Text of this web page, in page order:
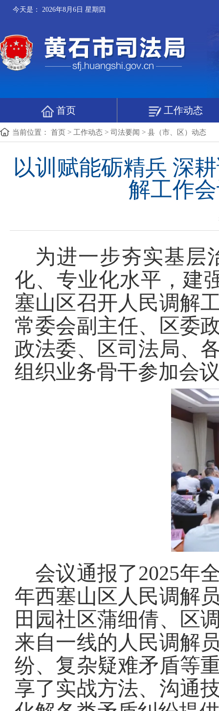
今天是： 2026年8月6日 星期四
首页 工作动态
当前位置： 首页 > 工作动态 > 司法要闻 > 县（市、区）动态
以训赋能砺精兵 深
解工作
为进一步夯实基层
化、专业化水平，建
塞山区召开人民调解
常委会副主任、区委
政法委、区司法局、
组织业务骨干参加
会议通报了2025年
年西塞山区人民调解
田园社区蒲细倩、区
来自一线的人民调解
纷、复杂疑难矛盾等
享了实战方法、沟通